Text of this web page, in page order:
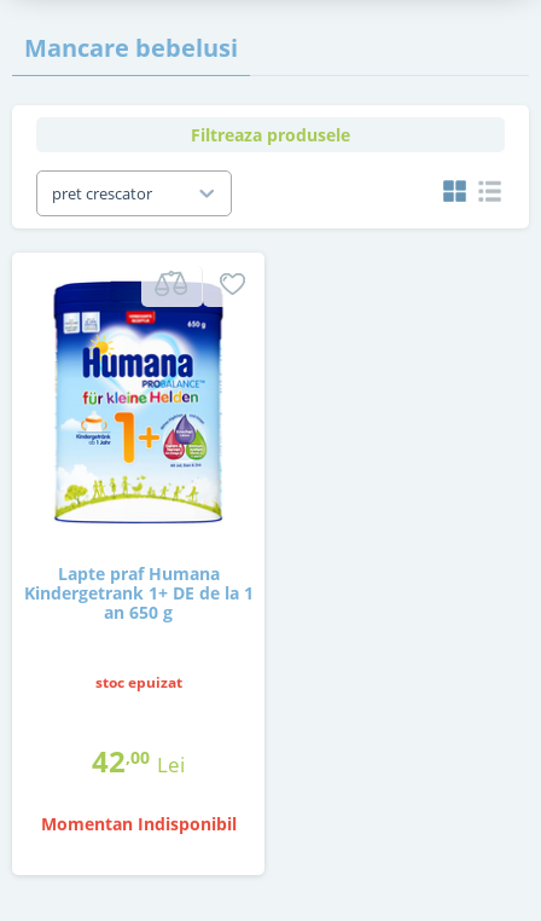
Mancare bebelusi
Filtreaza produsele
pret crescator
Lapte praf Humana
Kindergetrank 1+ DE de la 1
an 650 g
stoc epuizat
42,00 Lei
Momentan Indisponibil